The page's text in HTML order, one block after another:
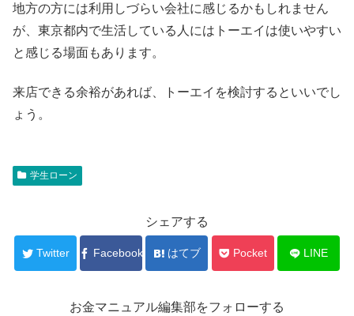
地方の方には利用しづらい会社に感じるかもしれません
が、東京都内で生活している人にはトーエイは使いやすい
と感じる場面もあります。
来店できる余裕があれば、トーエイを検討するといいでし
ょう。
学生ローン
シェアする
Twitter Facebook はてブ Pocket LINE
お金マニュアル編集部をフォローする